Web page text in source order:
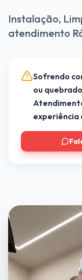
Instalação,
atendimento
Sofrendo
ou
experiência